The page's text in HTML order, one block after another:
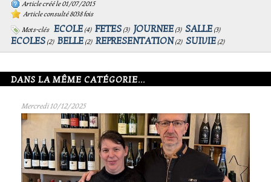
Article créé le 01/07/2015
Article consulté 8038 fois
Mots-clés
ECOLE (4) FETES (3) JOURNEE (3) SALLE (3)
ECOLES (2) BELLE (2) REPRESENTATION (2) SUIVIE (2)
DANS LA MÊME CATÉGORIE...
Mercredi 10/12/2025